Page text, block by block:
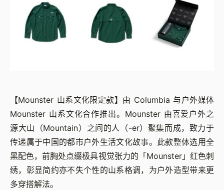
【Mounster 山系文化限定款】由 Columbia 与户外媒体
Mounster 山系文化合作推出。Mounster 由喜爱户外之
源大山（Mountain）之间的人（-er）聚集而成，致力于
传递属于中国的都市户外生活文化故事。此款整体选用全
黑配色，前胸处点缀极具视觉张力的「Mounster」红色刺
绣，彰显简约亦不失个性的山系格调，为户外造型带来更
多穿搭解法。